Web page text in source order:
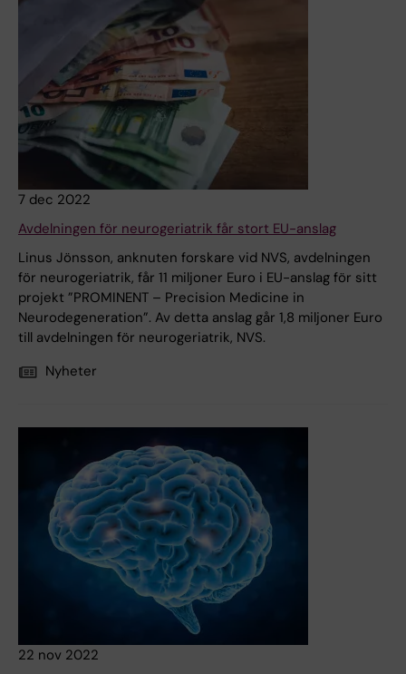
7 dec 2022
Avdelningen för neurogeriatrik får stort EU-anslag
Linus Jönsson, anknuten forskare vid NVS, avdelningen
för neurogeriatrik, får 11 miljoner Euro i EU-anslag för sitt
projekt ”PROMINENT – Precision Medicine in
Neurodegeneration”. Av detta anslag går 1,8 miljoner Euro
till avdelningen för neurogeriatrik, NVS.
Nyheter
22 nov 2022